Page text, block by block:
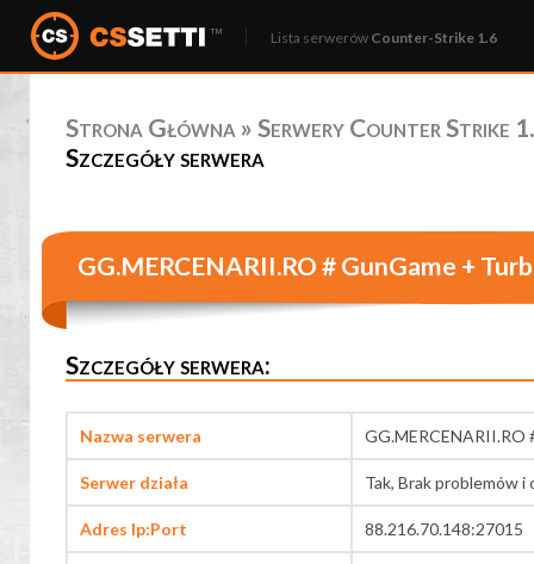
Lista serwerów Counter-Strike 1.6
Strona Główna » Serwery Counter Strike
Szczegóły serwera
GG.MERCENARII.RO # GunGame +
Szczegóły serwera:
Nazwa serwera
Serwer działa Tak, Brak problemów i
Adres Ip:Port 88.216.70.148:27015